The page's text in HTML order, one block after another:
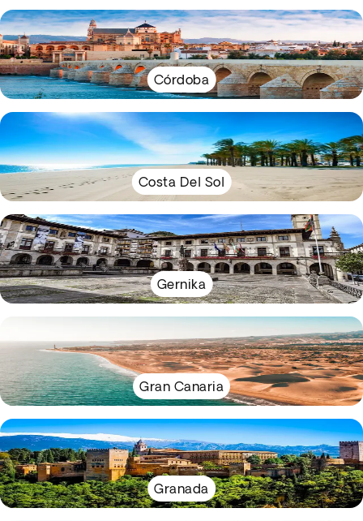
Córdoba
Costa Del Sol
Gernika
Gran Canaria
Granada